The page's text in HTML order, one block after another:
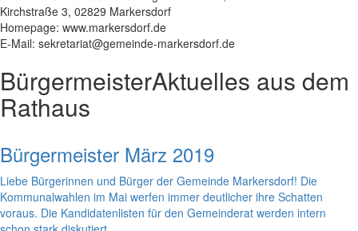
Kirchstraße 3, 02829 Markersdorf
Homepage: www.markersdorf.de
E-Mail: sekretariat@gemeinde-markersdorf.de
BürgermeisterAktuelles aus dem
Rathaus
Bürgermeister März 2019
Liebe Bürgerinnen und Bürger der Gemeinde Markersdorf! Die
Kommunalwahlen im Mai werfen immer deutlicher ihre Schatten
voraus. Die Kandidatenlisten für den Gemeinderat werden intern